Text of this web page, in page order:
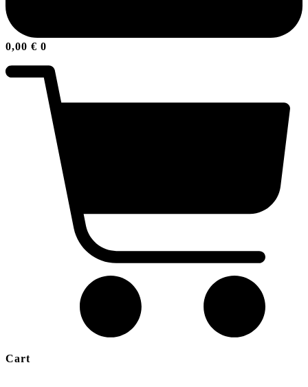
0,00 € 0
Cart